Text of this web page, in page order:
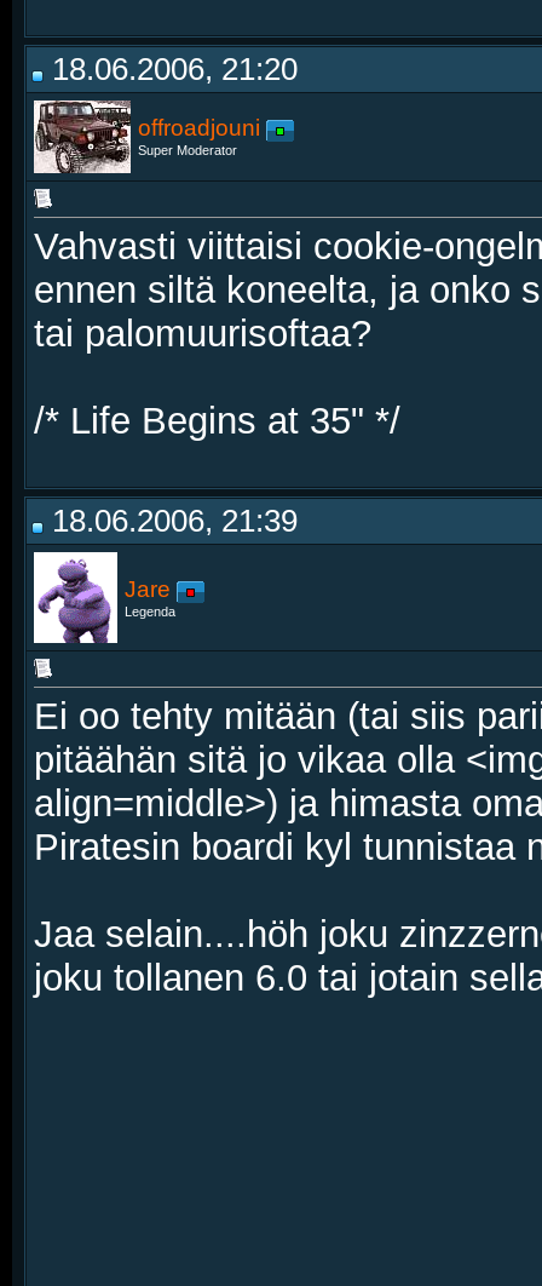
18.06.2006, 21:20
offroadjouni
Super Moderator
Vahvasti viittaisi cookie-
ennen siltä koneelta, ja onko
tai palomuurisoftaa?
/* Life Begins at 35" */
18.06.2006, 21:39
Jare
Legenda
Ei oo tehty mitään (tai siis
pitäähän sitä jo vikaa olla
align=middle>) ja himasta
Piratesin boardi kyl tunnistaa
Jaa selain....höh joku
joku tollanen 6.0 tai jotain